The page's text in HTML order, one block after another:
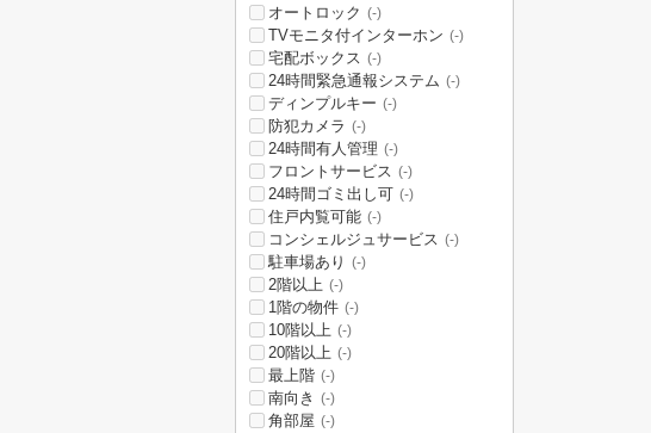
オートロック (-)
TVモニタ付インターホン (-)
宅配ボックス (-)
24時間緊急通報システム (-)
ディンプルキー (-)
防犯カメラ (-)
24時間有人管理 (-)
フロントサービス (-)
24時間ゴミ出し可 (-)
住戸内覧可能 (-)
コンシェルジュサービス (-)
駐車場あり (-)
2階以上 (-)
1階の物件 (-)
10階以上 (-)
20階以上 (-)
最上階 (-)
南向き (-)
角部屋 (-)